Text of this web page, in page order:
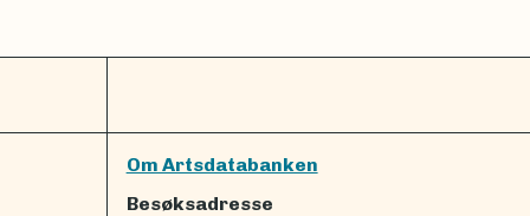
Om Artsdatabanken
Besøksadresse